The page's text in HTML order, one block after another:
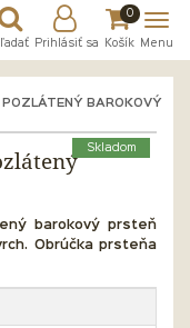
Prihlásiť sa
0
Košík Menu
BAROKOVÝ
Skladom
barokový prsteň
Obrúčka prsteňa